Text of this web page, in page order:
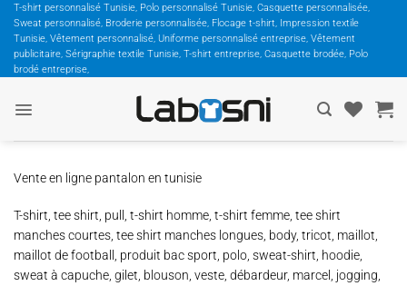
Passer
contenu
T-shirt personnalisé Tunisie, Polo personnalisé Tunisie, Casquette personnalisée,
Sweat personnalisé, Broderie personnalisée, Flocage t-shirt, Impression textile
Tunisie, Vêtement personnalisé, Uniforme personnalisé entreprise, Vêtement
publicitaire, Sérigraphie textile Tunisie, T-shirt entreprise, Casquette brodée, Polo
brodé entreprise,
Vente en ligne pantalon en tunisie
T-shirt, tee shirt, pull, t-shirt homme, t-shirt femme, tee shirt
manches courtes, tee shirt manches longues, body, tricot, maillot,
maillot de football, produit bac sport, polo, sweat-shirt, hoodie,
sweat à capuche, gilet, blouson, veste, débardeur, marcel, jogging,